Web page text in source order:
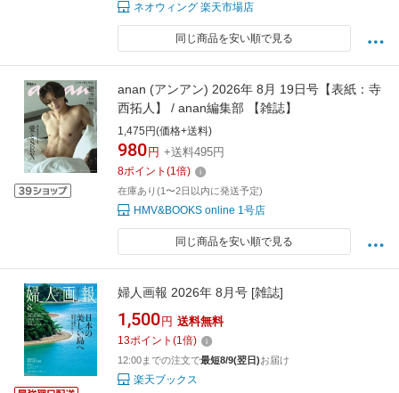
ネオウィング 楽天市場店
同じ商品を安い順で見る
anan (アンアン) 2026年 8月 19日号【表紙：寺
西拓人】 / anan編集部 【雑誌】
1,475円(価格+送料)
980 円 +送料495円
8ポイント (1倍)
在庫あり(1〜2日以内に発送予定)
HMV&BOOKS online 1号店
同じ商品を安い順で見る
婦人画報 2026年 8月号 [雑誌]
1,500 円 送料無料
13ポイント (1倍)
12:00までの注文で最短8/9(翌日)お届け
楽天ブックス